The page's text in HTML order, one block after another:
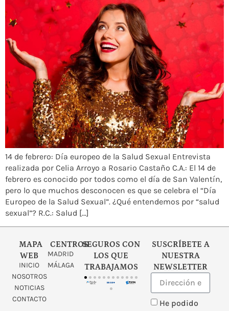
14 de febrero: Día europeo de la Salud Sexual Entrevista
realizada por Celia Arroyo a Rosario Castaño C.A.: El 14 de
febrero es conocido por todos como el día de San Valentín,
pero lo que muchos desconocen es que se celebra el “Día
Europeo de la Salud Sexual”. ¿Qué entendemos por “salud
sexual”? R.C.: Salud […]
MAPA
WEB
INICIO
NOSOTROS
NOTICIAS
CONTACTO
CENTROS
MADRID
MÁLAGA
SEGUROS CON
LOS QUE
TRABAJAMOS
SUSCRÍBETE A
NUESTRA
NEWSLETTER
He podido